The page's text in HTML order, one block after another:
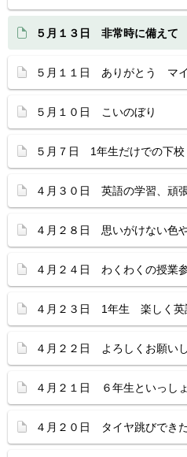
５月１３日 非常時に備えて
５月１１日 ありがとう マイ
５月１０日 こいのぼり
５月７日 1年生だけでの下校
４月３０日 英語の学習、頑
４月２８日 思いがけない色
４月２４日 わくわくの授業
４月２３日 1年生 楽しく英
４月２２日 よろしくお願いし
４月２１日 ６年生といっし
４月２０日 タイヤ跳びできた